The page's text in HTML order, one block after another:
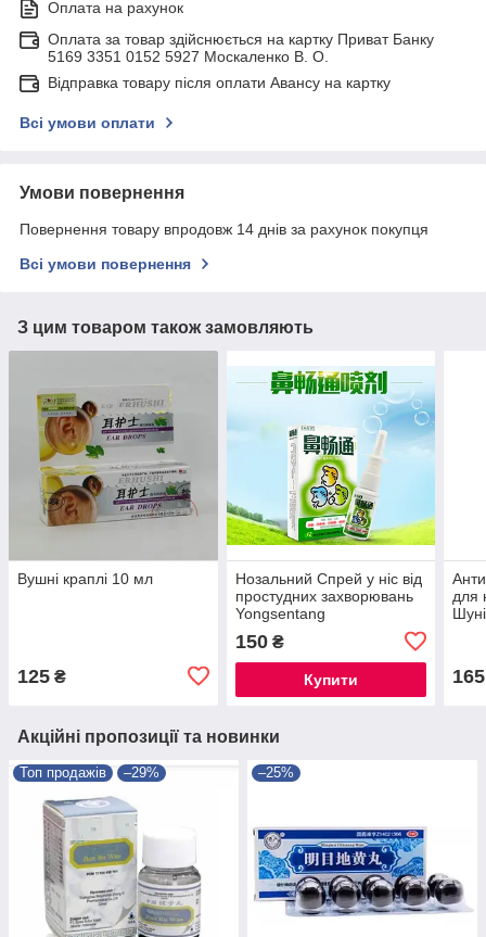
Оплата на рахунок
Оплата за товар здійснюється на картку Приват Банку
5169 3351 0152 5927 Москаленко В. О.
Відправка товару після оплати Авансу на картку
Всі умови оплати
Умови повернення
Повернення товару впродовж 14 днів за рахунок покупця
Всі умови повернення
З цим товаром також замовляють
Вушні краплі 10 мл
125 ₴
Нозальний Спрей у ніс від
простудних захворювань
Yongsentang
150₴
Купити
для
165
Акційні пропозиції та новинки
Топ продажів –29% –25%